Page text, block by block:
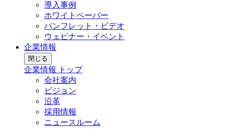
導入事例
ホワイトペーパー
パンフレット・ビデオ
ウェビナー・イベント
企業情報
閉じる
企業情報 トップ
会社案内
ビジョン
沿革
採用情報
ニュースルーム